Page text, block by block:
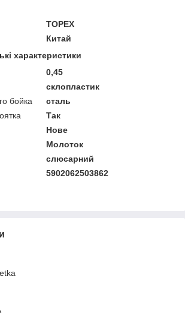
TOPEX
Китай
характеристики
0,45
склопластик
бойка
сталь
Так
Нове
Молоток
слюсарний
5902062503862